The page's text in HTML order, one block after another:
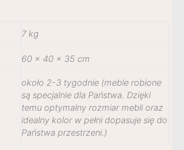
7 kg
60 × 40 × 35 cm
około 2-3 tygodnie (meble robione
są specjalnie dla Państwa. Dzięki
temu optymalny rozmiar mebli oraz
idealny kolor w pełni dopasuje się do
Państwa przestrzeni.)